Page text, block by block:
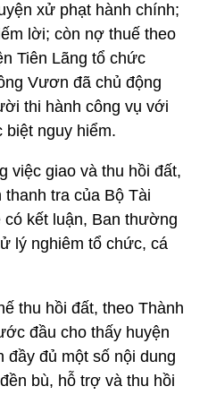
xử phạt hành chính;
lời; còn nợ thuế theo
Tiên Lãng tổ chức
Vươn đã chủ động
thi hành công vụ với
biệt nguy hiểm.
việc giao và thu hồi đất,
tra của Bộ Tài
kết luận, Ban thường
lý nghiêm tổ chức, cá
thu hồi đất, theo Thành
đầu cho thấy huyện
đầy đủ một số nội dung
bù, hỗ trợ và thu hồi